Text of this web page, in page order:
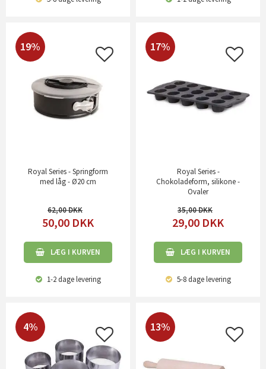
19%
Royal Series - Springform
med låg - Ø20 cm
62,00
50,00 DKK
LÆG I KURVEN
1-2 dagelevering
17%
Royal Series -
Chokoladeform, silikone -
Ovaler
35,00
29,00 DKK
LÆG I KURVEN
5-8 dagelevering
4% 13%